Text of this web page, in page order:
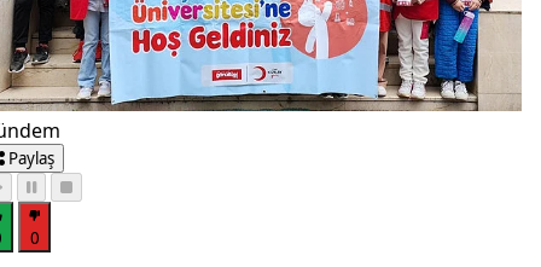
Paylaş
0